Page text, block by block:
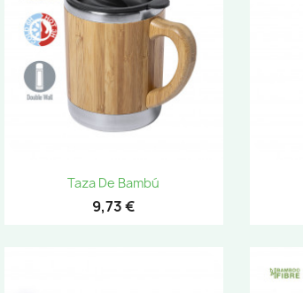
Taza De Bambú
9,73 €
Vista rápida